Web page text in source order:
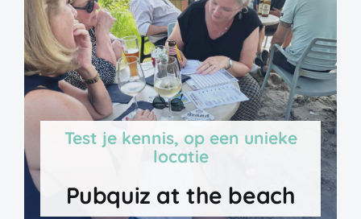
Test je kennis, op een unieke
locatie
Pubquiz at the beach